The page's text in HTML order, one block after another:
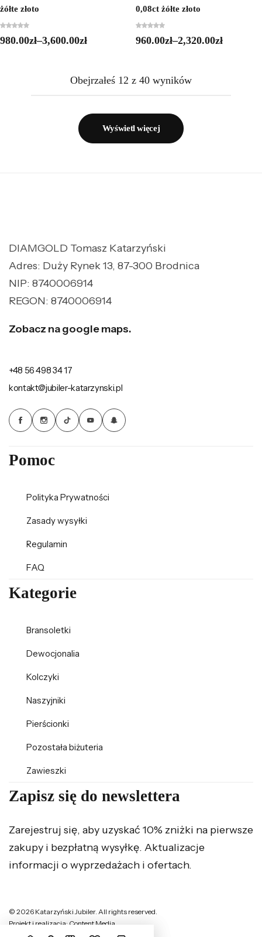
żółte złoto
980.00zł–3,600.00zł
0,08ct żółte złoto
960.00zł–2,320.00zł
Obejrzałeś 12 z 40 wyników
Wyświetl więcej
DIAMGOLD Tomasz Katarzyński
Adres: Duży Rynek 13, 87-300 Brodnica
NIP: 8740006914
REGON: 8740006914
Zobacz na google maps.
+48 56 498 34 17
kontakt@jubiler-katarzynski.pl
Pomoc
Polityka Prywatności
Zasady wysyłki
Regulamin
FAQ
Kategorie
Bransoletki
Dewocjonalia
Kolczyki
Naszyjniki
Pierścionki
Pozostała biżuteria
Zawieszki
Zapisz się do newslettera
Zarejestruj się, aby uzyskać 10% zniżki na pierwsze
zakupy i bezpłatną wysyłkę. Aktualizacje
informacji o wyprzedażach i ofertach.
© 2026 Katarzyński Jubiler. All rights reserved.
Projekt i realizacja: Content Media